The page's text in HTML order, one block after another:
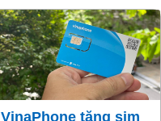
VinaPhone tặng sim